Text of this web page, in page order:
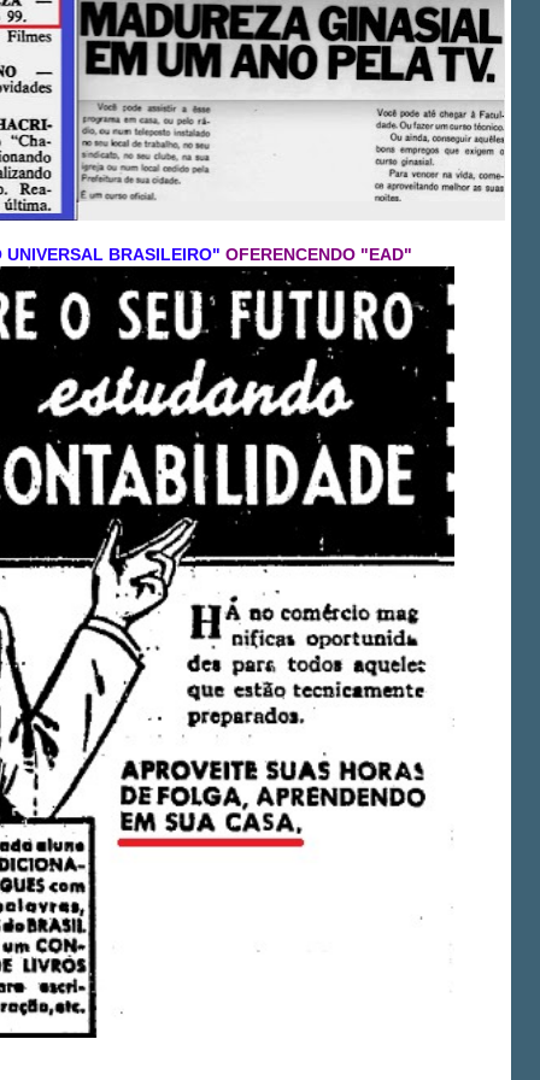
UNIVERSAL BRASILEIRO" OFERENCENDO "EAD"